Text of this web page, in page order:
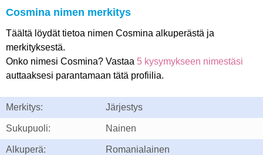
Cosmina nimen merkitys
Täältä löydät tietoa nimen Cosmina alkuperästä ja
merkityksestä.
Onko nimesi Cosmina? Vastaa 5 kysymykseen nimestäsi
auttaaksesi parantamaan tätä profiilia.
Merkitys: Järjestys
Sukupuoli: Nainen
Alkuperä: Romanialainen